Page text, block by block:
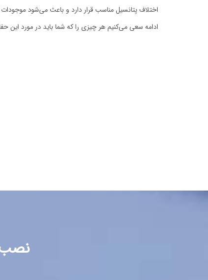
اختلاف پتانسیل مناسب قرار دارد و باعث می‌شود موجودات
ادامه سعی می‌کنیم هر چیزی را که شما باید در مورد این
نصب